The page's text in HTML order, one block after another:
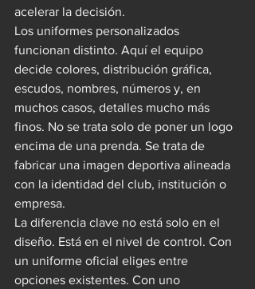
acelerar la decisión.
Los uniformes personalizados
funcionan distinto. Aquí el equipo
decide colores, distribución gráfica,
escudos, nombres, números y, en
muchos casos, detalles mucho más
finos. No se trata solo de poner un logo
encima de una prenda. Se trata de
fabricar una imagen deportiva alineada
con la identidad del club, institución o
empresa.
La diferencia clave no está solo en el
diseño. Está en el nivel de control. Con
un uniforme oficial eliges entre
opciones existentes. Con uno